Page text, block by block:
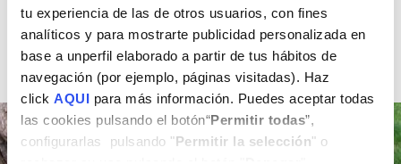
tu experiencia de las de otros usuarios, con fines
analíticos y para mostrarte publicidad personalizada en
base a unperfil elaborado a partir de tus hábitos de
navegación (por ejemplo, páginas visitadas). Haz
click AQUI para más información. Puedes aceptar todas
las cookies pulsando el botón“Permitir todas”,
configurarlas pulsando "Permitir la selección" o